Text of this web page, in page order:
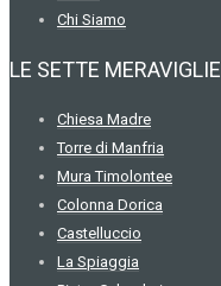
Chi Siamo
LE SETTE MERAVIGLIE
Chiesa Madre
Torre di Manfria
Mura Timolontee
Colonna Dorica
Castelluccio
La Spiaggia